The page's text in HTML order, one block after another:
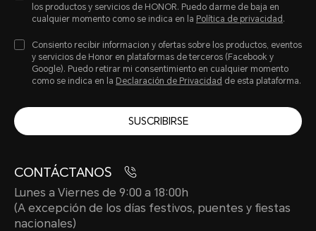
los productos y servicios de HONOR. Puedo darme de baja en
cualquier momento como se indica en la Política de privacidad .
Consiento recibir informacion y ofertas sobre los productos, eventos
y servicios de Honor en plataformas de terceros (Facebook y
Google). Puedo retirar mi consentimiento en cualquier momento
como se indica en la Declaración de Privacidad de esta plataforma.
SUSCRIBIRSE
CONTÁCTANOS
Lunes a Viernes de 9:00 a 18:00h
(A excepción de los días festivos, puentes y fiestas
nacionales)